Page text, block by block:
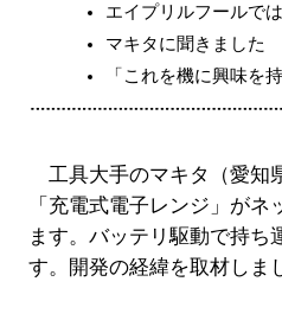
エイプリルフールで
マキタに聞きました
「これを機に興味を
工具大手のマキタ（愛知
「充電式電子レンジ」が
ます。バッテリ駆動で持ち
す。開発の経緯を取材しま